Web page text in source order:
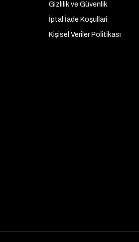
Gizlilik ve Güvenlik
İptal İade Koşullari
Kişisel Veriler Politikası